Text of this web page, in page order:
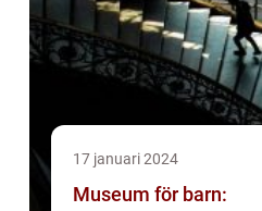
17 januari 2024
Museum för barn: